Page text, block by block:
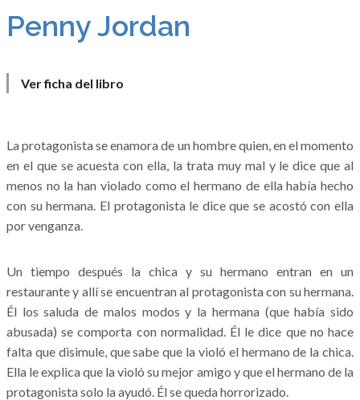
Penny Jordan
Ver ficha del libro
La protagonista se enamora de un hombre quien, en el momento
en el que se acuesta con ella, la trata muy mal y le dice que al
menos no la han violado como el hermano de ella había hecho
con su hermana. El protagonista le dice que se acostó con ella
por venganza.
Un tiempo después la chica y su hermano entran en un
restaurante y allí se encuentran al protagonista con su hermana.
Él los saluda de malos modos y la hermana (que había sido
abusada) se comporta con normalidad. Él le dice que no hace
falta que disimule, que sabe que la violó el hermano de la chica.
Ella le explica que la violó su mejor amigo y que el hermano de la
protagonista solo la ayudó. Él se queda horrorizado.